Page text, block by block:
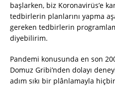
başlarken, biz Koronavirüs’e
tedbirlerin planlarını yapma
gereken tedbirlerin
diyebilirim.
Pandemi konusunda en son
Domuz Gribi’nden dolayı
adım sıkı bir plânlamayla